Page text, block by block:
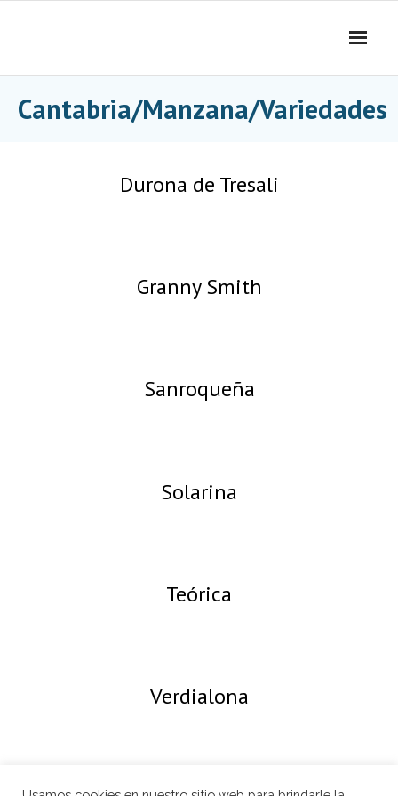
Cantabria/Manzana/Variedades
Durona de Tresali
Granny Smith
Sanroqueña
Solarina
Teórica
Verdialona